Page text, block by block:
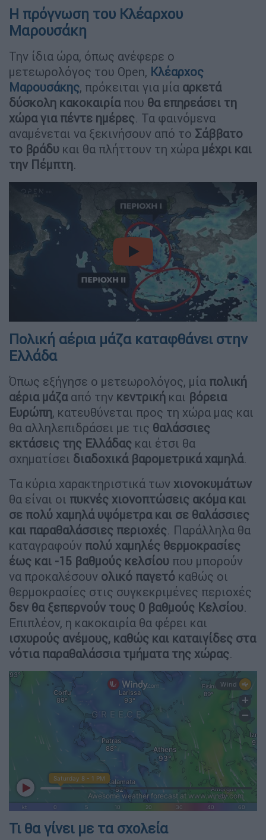
Η πρόγνωση του Κλέαρχου
Μαρουσάκη
Την ίδια ώρα, όπως ανέφερε ο
μετεωρολόγος του Open, Κλέαρχος
Μαρουσάκης, πρόκειται για μία αρκετά
δύσκολη κακοκαιρίαπου θα επηρεάσει τη
χώρα για πέντε ημέρες. Τα φαινόμενα
αναμένεται να ξεκινήσουν από το Σάββατο
το βράδυ και θα πλήττουν τη χώρα μέχρι και
την Πέμπτη.
video
Πολική αέρια μάζα καταφθάνει στην
Ελλάδα
Όπως εξήγησε ο μετεωρολόγος, μία πολική
αέρια μάζααπό την κεντρική και βόρεια
Ευρώπη, κατευθύνεται προς τη χώρα μας και
θα αλληλεπιδράσει με τις θαλάσσιες
εκτάσεις της Ελλάδας και έτσι θα
σχηματίσει διαδοχικά βαρομετρικά χαμηλά.
Τα κύρια χαρακτηριστικά των χιονοκυμάτων
θα είναι οι πυκνές χιονοπτώσεις ακόμα και
σε πολύ χαμηλά υψόμετρα και σε θαλάσσιες
και παραθαλάσσιες περιοχές. Παράλληλα θα
καταγραφούν πολύ χαμηλές θερμοκρασίες
έως και -15 βαθμούς κελσίου που μπορούν
να προκαλέσουν ολικό παγετό καθώς οι
θερμοκρασίες στις συγκεκριμένες περιοχές
δεν θα ξεπερνούν τους 0 βαθμούς Κελσίου.
Επιπλέον, η κακοκαιρία θα φέρει και
ισχυρούς ανέμους, καθώς και καταιγίδες στα
νότια παραθαλάσσια τμήματα της χώρας.
Τι θα γίνει με τα σχολεία